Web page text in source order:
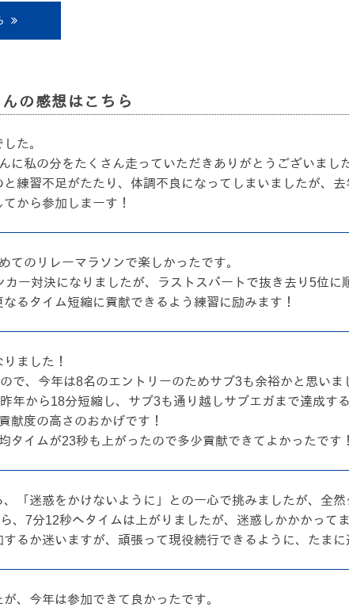
の感想はこちら
た。
に私の分をたくさん走っていただきありがとうございまし
練習不足がたたり、体調不良になってしまいましたが、去
から参加しまーす！
てのリレーマラソンで楽しかったです。
ー対決になりましたが、ラストスパートで抜き去り5位に
るタイム短縮に貢献できるよう練習に励みます！
ました！
で、今年は8名のエントリーのためサブ3も余裕かと思い
年から18分短縮し、サブ3も通り越しサブエガまで達成す
献度の高さのおかげです！
タイムが23秒も上がったので多少貢献できてよかったです！
「迷惑をかけないように」との一心で挑みましたが、全
、7分12秒へタイムは上がりましたが、迷惑しかかかってま
るか迷いますが、頑張って現役続行できるように、たま
、今年は参加できて良かったです。